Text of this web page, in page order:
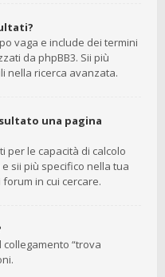
vaga e include dei termini
da phpBB3. Sii più
nella ricerca avanzata.
una pagina
per le capacità di calcolo
sii più specifico nella tua
in cui cercare.
collegamento “trova